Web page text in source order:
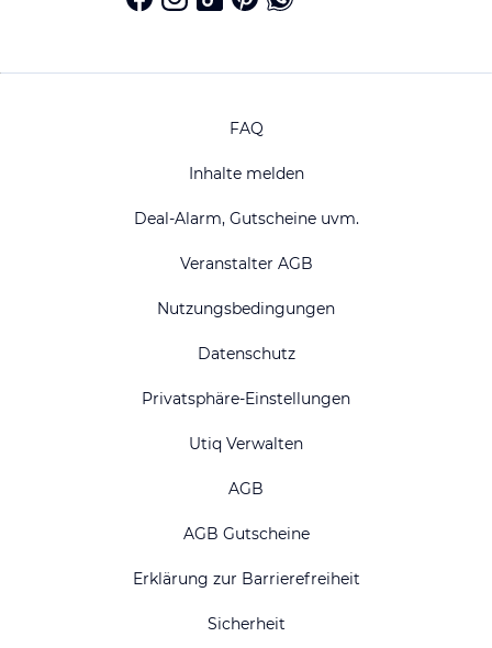
FAQ
Inhalte melden
Deal-Alarm, Gutscheine uvm.
Veranstalter AGB
Nutzungsbedingungen
Datenschutz
Privatsphäre-Einstellungen
Utiq Verwalten
AGB
AGB Gutscheine
Erklärung zur Barrierefreiheit
Sicherheit